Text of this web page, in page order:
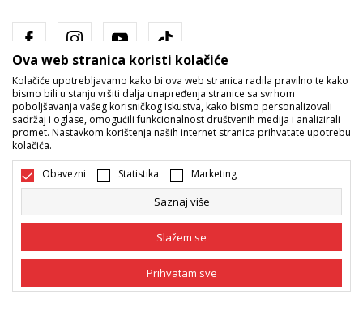
Bosna i Hercegovina Promijenite
Nastojimo da budemo što precizniji u opisu proizvoda, prikazu slika i
samih cijena, ali ne možemo garantovati da su sve informacije kompletne
i bez grešaka. Svi artikli prikazani na sajtu su dio naše ponude i ne
Ova web stranica koristi kolačiće
Kolačiće upotrebljavamo kako bi ova web stranica radila pravilno te kako
bismo bili u stanju vršiti dalja unapređenja stranice sa svrhom
poboljšavanja vašeg korisničkog iskustva, kako bismo personalizovali
sadržaj i oglase, omogućili funkcionalnost društvenih medija i analizirali
promet. Nastavkom korištenja naših internet stranica prihvatate upotrebu
kolačića.
Obavezni Statistika Marketing
Saznaj više
Slažem se
Prihvatam sve